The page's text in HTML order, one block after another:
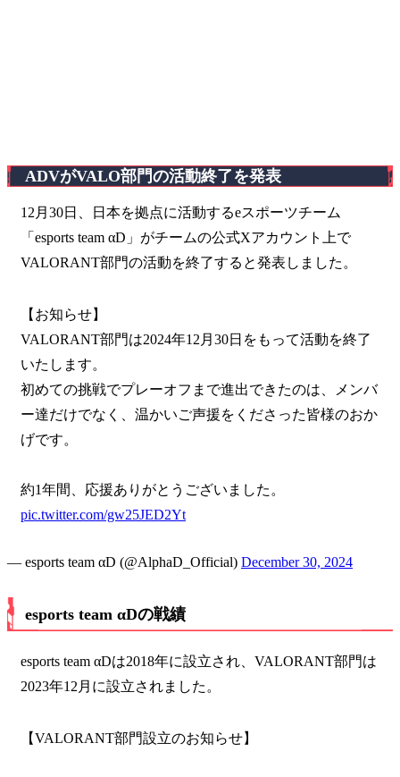
ADVがVALO部門の活動終了を発表
12月30日、日本を拠点に活動するeスポーツチーム
「esports team αD」がチームの公式Xアカウント上で
VALORANT部門の活動を終了すると発表しました。
【お知らせ】
VALORANT部門は2024年12月30日をもって活動を終了
いたします。
初めての挑戦でプレーオフまで進出できたのは、メンバ
ー達だけでなく、温かいご声援をくださった皆様のおか
げです。
約1年間、応援ありがとうございました。
pic.twitter.com/gw25JED2Yt
— esports team αD (@AlphaD_Official) December 30, 2024
esports team αDの戦績
esports team αDは2018年に設立され、VALORANT部門は
2023年12月に設立されました。
【VALORANT部門設立のお知らせ】